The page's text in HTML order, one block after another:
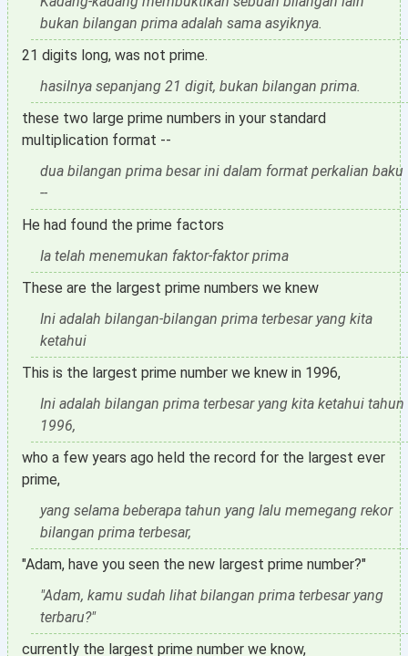
bukan bilangan prima adalah sama asyiknya.
21 digits long, was not prime.
hasilnya sepanjang 21 digit, bukan bilangan prima.
these two large prime numbers in your standard
multiplication format --
dua bilangan prima besar ini dalam format perkalian baku
--
He had found the prime factors
Ia telah menemukan faktor-faktor prima
These are the largest prime numbers we knew
Ini adalah bilangan-bilangan prima terbesar yang kita
ketahui
This is the largest prime number we knew in 1996,
Ini adalah bilangan prima terbesar yang kita ketahui tahun
1996,
who a few years ago held the record for the largest ever
prime,
yang selama beberapa tahun yang lalu memegang rekor
bilangan prima terbesar,
"Adam, have you seen the new largest prime number?"
"Adam, kamu sudah lihat bilangan prima terbesar yang
terbaru?"
currently the largest prime number we know,